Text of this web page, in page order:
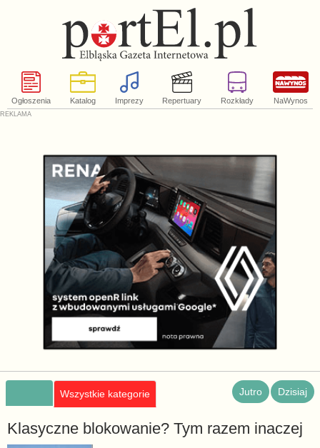
Ogłoszenia Katalog Imprezy Repertuary Rozkłady NaWynos
Wszystkie kategorie Dzisiaj
Jutro
Klasyczne blokowanie? Tym razem inaczej